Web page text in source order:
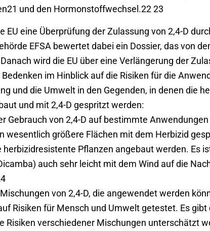
und den Hormonstoffwechsel.22 23
EU eine Überprüfung der Zulassung von 2,4-D
EFSA bewertet dabei ein Dossier, das von
wird die EU über eine Verlängerung der
im Hinblick auf die Risiken für die
und die Umwelt in den Gegenden, in denen die
und mit 2,4-D gespritzt werden:
Gebrauch von 2,4-D auf bestimmte
wesentlich größere Flächen mit dem Herbizid
Pflanzen angebaut werden. Es
auch sehr leicht mit dem Wind auf die
von 2,4-D, die angewendet werden
Risiken für Mensch und Umwelt getestet. Es
Risiken verschiedener Mischungen unterschätzt